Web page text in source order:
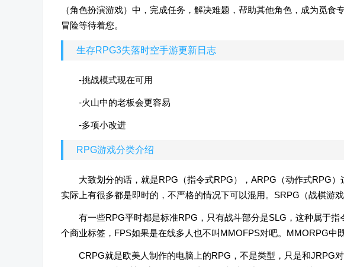
（角色扮演游戏）中，完成任务，解决难题，帮助其他角色，成为觅
冒险等待着您。
生存RPG3失落时空手游更新日志
-挑战模式现在可用
-火山中的老板会更容易
-多项小改进
RPG游戏分类介绍
大致划分的话，就是RPG（指令式RPG），ARPG（动作式RPG
实际上有很多都是即时的，不严格的情况下可以混用。SRPG（战棋游
有一些RPG平时都是标准RPG，只有战斗部分是SLG，这种属于
个商业标签，FPS如果是在线多人也不叫MMOFPS对吧。MMORPG中
CRPG就是欧美人制作的电脑上的RPG，不是类型，只是和JRPG